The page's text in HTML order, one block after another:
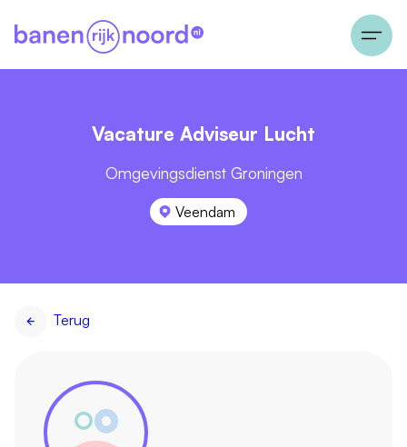
Vacature Adviseur Lucht
Omgevingsdienst Groningen
Veendam
Terug